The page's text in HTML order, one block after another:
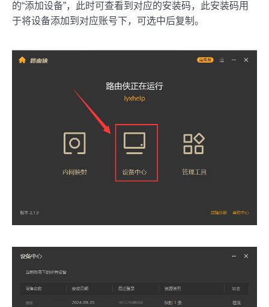
的“添加设备”，此时可查看到对应的安装码，此安装码用
于将设备添加到对应账号下，可选中后复制。